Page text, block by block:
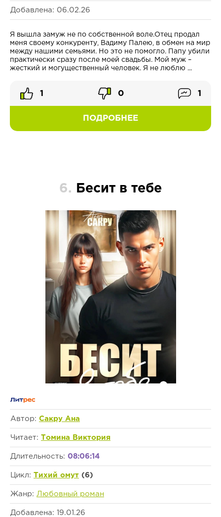
Добавлена: 06.02.26
Я вышла замуж не по собственной воле.Отец продал
меня своему конкуренту, Вадиму Палею, в обмен на мир
между нашими семьями. Но это не помогло. Папу убили
практически сразу после моей свадьбы. Мой муж –
жесткий и могущественный человек. Я не люблю ...
ПОДРОБНЕЕ
1 0 1
6. Бесит в тебе
Автор: Сакру Ана
Читает: Томина Виктория
Длительность: 08:06:14
Цикл: Тихий омут (6)
Жанр: Любовный роман
Добавлена: 19.01.26